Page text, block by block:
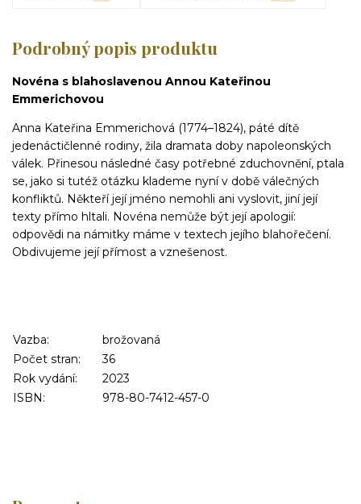
Podrobný popis produktu
Novéna s blahoslavenou Annou Kateřinou
Emmerichovou
Anna Kateřina Emmerichová (1774–1824), páté dítě
jedenáctičlenné rodiny, žila dramata doby napoleonských
válek. Přinesou následné časy potřebné zduchovnění, ptala
se, jako si tutéž otázku klademe nyní v době válečných
konfliktů. Někteří její jméno nemohli ani vyslovit, jiní její
texty přímo hltali. Novéna nemůže být její apologií:
odpovědi na námitky máme v textech jejího blahořečení.
Obdivujeme její přímost a vznešenost.
Vazba:
brožovaná
Počet stran:
36
Rok vydání:
2023
ISBN:
978-80-7412-457-0